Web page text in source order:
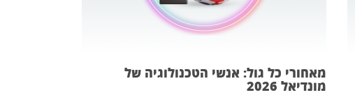
מאחורי כל גול: אנשי הטכנולוגיה של
מונדיאל 2026